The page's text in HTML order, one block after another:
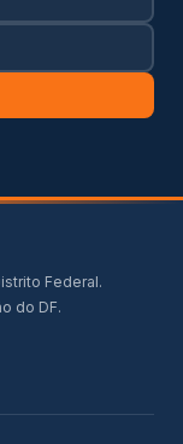
Federal.
do DF.